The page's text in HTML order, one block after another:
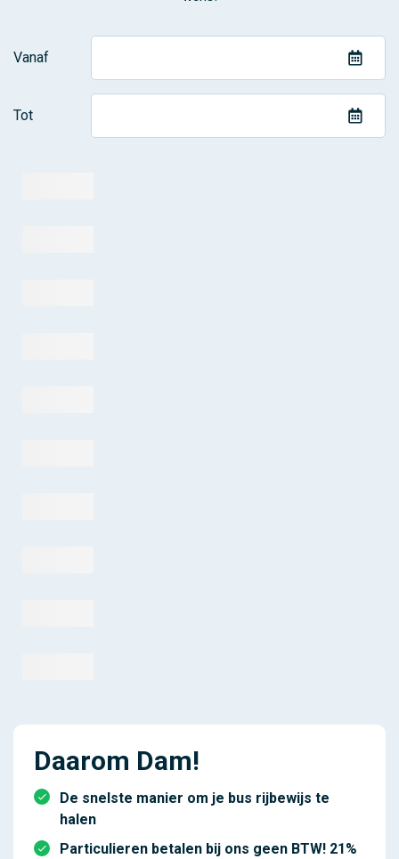
Vanaf
Tot
Daarom Dam!
De snelste manier om je bus rijbewijs te
halen
Particulieren betalen bij ons geen BTW! 21%